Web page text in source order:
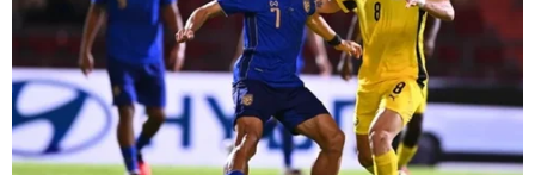
Nga thông báo tấn công căn
cứ ngầm của Ukraine
06/08/2026 16:21